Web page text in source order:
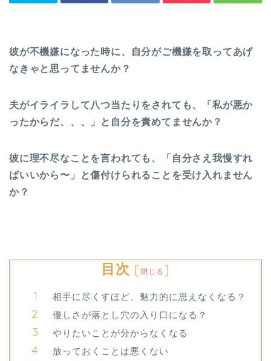
彼が不機嫌になった時に、自分がご機嫌を取ってあげ
なきゃと思ってませんか？
夫がイライラして八つ当たりをされても、「私が悪か
ったからだ、、、」と自分を責めてませんか？
彼に理不尽なことを言われても、「自分さえ我慢すれ
ばいいから〜」と傷付けられることを受け入れません
か？
目次 [閉じる ]
相手に尽くすほど、魅力的に思えなくなる？
優しさが落とし穴の入り口になる？
やりたいことが分からなくなる
放っておくことは悪くない